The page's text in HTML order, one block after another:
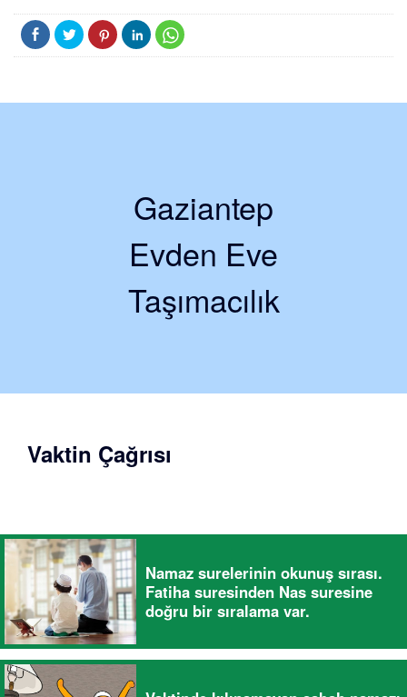
Gaziantep
Evden Eve
Taşımacılık
Vaktin Çağrısı
Namaz surelerinin okunuş sırası.
Fatiha suresinden Nas suresine
doğru bir sıralama var.